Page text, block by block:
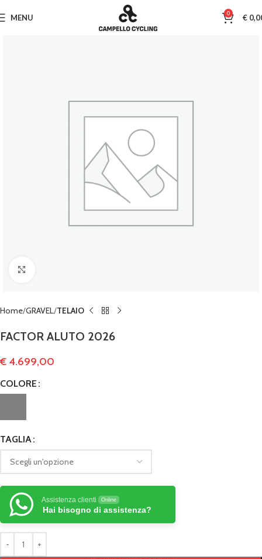
MENU 0 €
Home GRAVEL TELAIO
FACTOR ALUTO 2026
€ 4.699,00
COLORE
TAGLIA
Assistenza clienti Online
Hai bisogno di assistenza?